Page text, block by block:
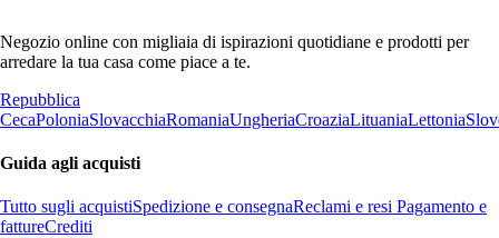
Negozio online con migliaia di ispirazioni quotidiane e prodotti per
arredare la tua casa come piace a te.
Repubblica
CecaPoloniaSlovacchiaRomaniaUngheriaCroaziaLituaniaLettonia
Guida agli acquisti
Tutto sugli acquistiSpedizione e consegnaReclami e resi Pagamento e
fattureCrediti